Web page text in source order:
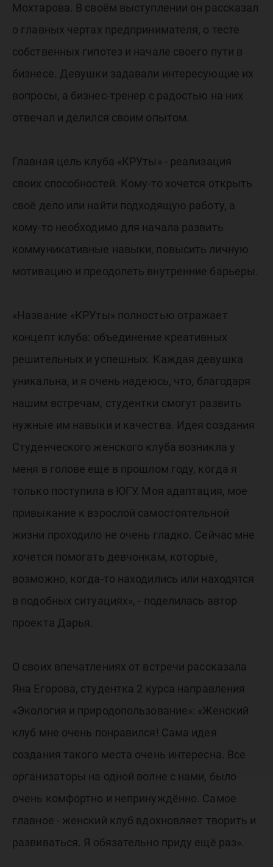
Мохтарова. В своём выступлении он рассказал
о главных чертах предпринимателя, о тесте
собственных гипотез и начале своего пути в
бизнесе. Девушки задавали интересующие их
вопросы, а бизнес-тренер с радостью на них
отвечал и делился своим опытом.
Главная цель клуба «КРУты» - реализация
своих способностей. Кому-то хочется открыть
своё дело или найти подходящую работу, а
кому-то необходимо для начала развить
коммуникативные навыки, повысить личную
мотивацию и преодолеть внутренние барьеры.
«Название «КРУты» полностью отражает
концепт клуба: объединение креативных
решительных и успешных. Каждая девушка
уникальна, и я очень надеюсь, что, благодаря
нашим встречам, студентки смогут развить
нужные им навыки и качества. Идея создания
Студенческого женского клуба возникла у
меня в голове еще в прошлом году, когда я
только поступила в ЮГУ. Моя адаптация, мое
привыкание к взрослой самостоятельной
жизни проходило не очень гладко. Сейчас мне
хочется помогать девчонкам, которые,
возможно, когда-то находились или находятся
в подобных ситуациях», - поделилась автор
проекта Дарья.
О своих впечатлениях от встречи рассказала
Яна Егорова, студентка 2 курса направления
«Экология и природопользование»: «Женский
клуб мне очень понравился! Сама идея
создания такого места очень интересна. Все
организаторы на одной волне с нами, было
очень комфортно и непринуждённо. Самое
главное - женский клуб вдохновляет творить и
развиваться. Я обязательно приду ещё раз».